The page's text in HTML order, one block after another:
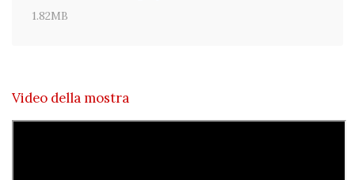
1.82MB
Video della mostra